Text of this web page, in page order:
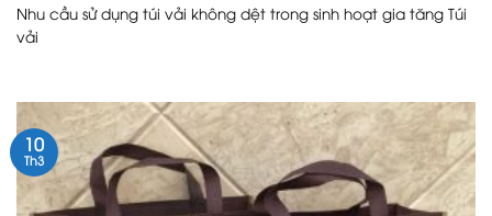
Nhu cầu sử dụng túi vải không dệt trong sinh hoạt gia tăng Túi
vải
10
Th3